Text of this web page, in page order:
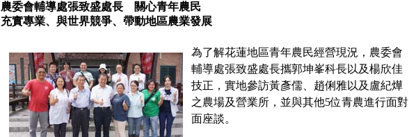
農委會輔導處張致盛處長 關心青年農民
充實專業、與世界競爭、帶動地區農業發展
為了解花蓮地區青年農民經營現況，農委會
輔導處張致盛處長攜郭坤峯科長以及楊欣佳
技正，實地參訪黃彥儒、趙俐雅以及盧紀燁
之農場及營業所，並與其他5位青農進行面對
面座談。